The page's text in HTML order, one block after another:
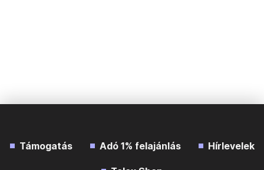
Támogatás Adó 1% felajánlás Hírlevelek